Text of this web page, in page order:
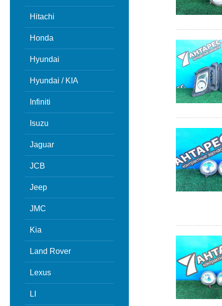
Hitachi
Honda
Hyundai
Hyundai / KIA
Infiniti
Isuzu
Jaguar
JCB
Jeep
JMC
Kia
Land Rover
Lexus
LI